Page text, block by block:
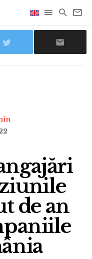
de an